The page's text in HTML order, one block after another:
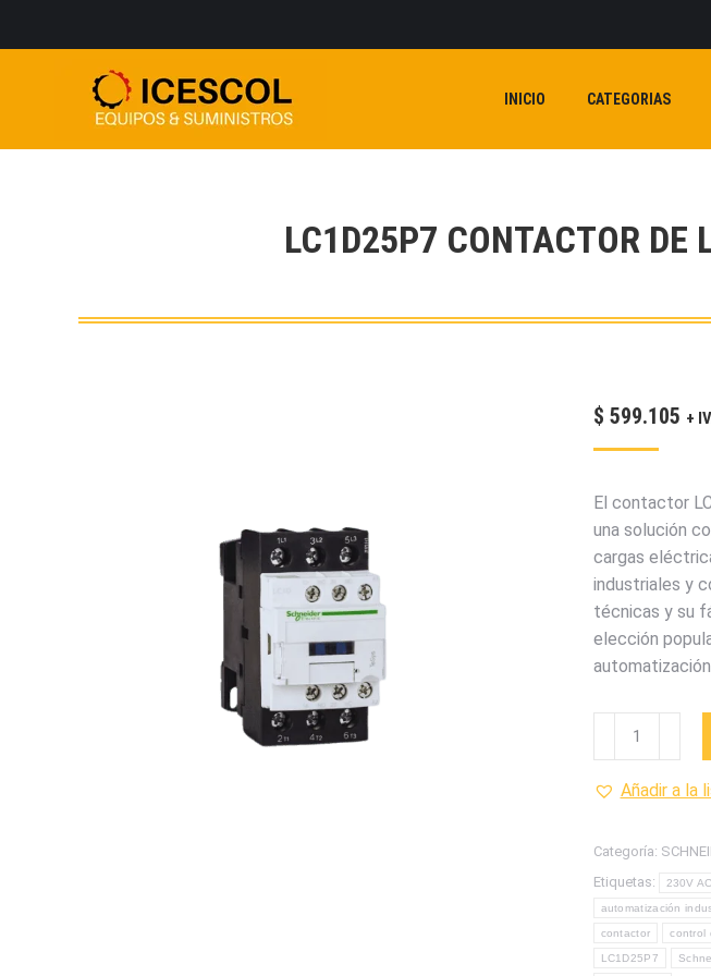
INICIO CATEGORIAS
LC1D25P7 CONTACTOR DE
$ 599.105 +
El contactor
una solución
cargas
industriales y
técnicas y su
elección
LC1D25P7
DE
SCHNEIDER
ELECRIC
cantidad
Añadir a la
Categoría:
Etiquetas:
230V AC
automatización
contactor control
LC1D25P7